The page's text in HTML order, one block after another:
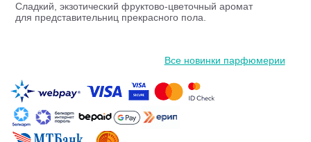
Сладкий, экзотический фруктово-цветочный аромат
для представительниц прекрасного пола.
Все новинки парфюмерии